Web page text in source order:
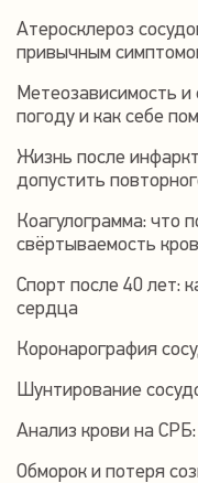
Атеросклероз
привычным
Метеозависимость и
погоду и как себе
Жизнь после
допустить
Коагулограмма: что
свёртываемость
Спорт после 40 лет:
сердца
Коронарография
Шунтирование
Анализ крови на
Обморок и потеря